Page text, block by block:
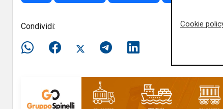
Condividi: Cookie